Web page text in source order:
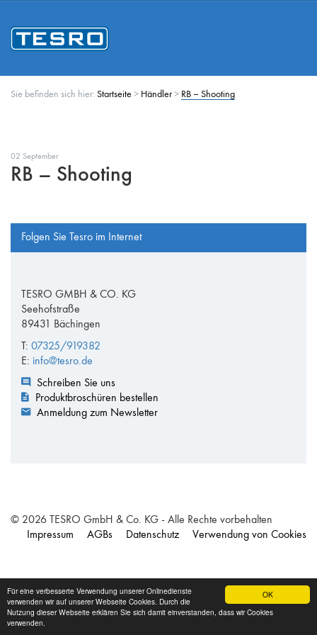
OK
Für eine verbesserte Verwendung unserer Onlinedienste
verwenden wir auf unserer Webseite Cookies. Durch die
Nutzung dieser Webseite erklären Sie sich damit einverstanden, dass wir Cookies
verwenden.
Sie befinden sich hier: Startseite > Händler > RB – Shooting
02 September
RB – Shooting
Folgen Sie Tesro im Internet
TESRO GMBH & CO. KG
Seehofstraße
89431 Bächingen
T: 07325/919382
E: info@tesro.de
Schreiben Sie uns
Produktbroschüren bestellen
Anmeldung zum Newsletter
© 2026 TESRO GmbH & Co. KG - Alle Rechte vorbehalten
Impressum
AGBs Datenschutz Verwendung von Cookies